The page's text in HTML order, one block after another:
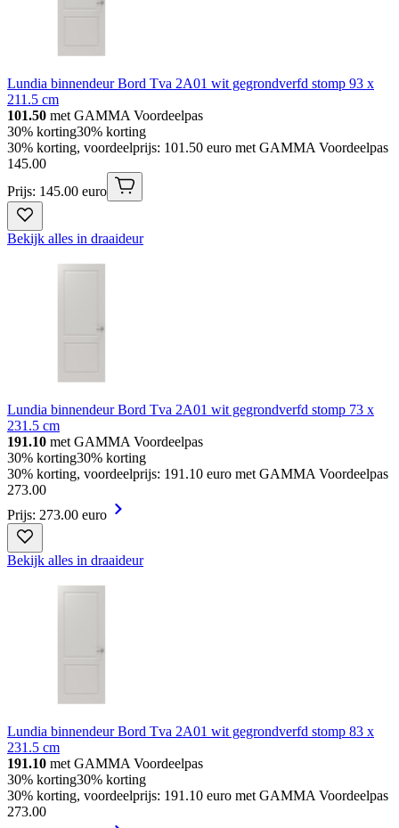
Lundia binnendeur Bord Tva 2A01 wit gegrondverfd stomp 93 x
211.5 cm
101.50 met GAMMA Voordeelpas
30% korting30% korting
30% korting, voordeelprijs: 101.50 euro met GAMMA Voordeelpas
145.00
Prijs: 145.00 euro
Bekijk alles in draaideur
Lundia binnendeur Bord Tva 2A01 wit gegrondverfd stomp 73 x
231.5 cm
191.10 met GAMMA Voordeelpas
30% korting30% korting
30% korting, voordeelprijs: 191.10 euro met GAMMA Voordeelpas
273.00
Prijs: 273.00 euro
Bekijk alles in draaideur
Lundia binnendeur Bord Tva 2A01 wit gegrondverfd stomp 83 x
231.5 cm
191.10 met GAMMA Voordeelpas
30% korting30% korting
30% korting, voordeelprijs: 191.10 euro met GAMMA Voordeelpas
273.00